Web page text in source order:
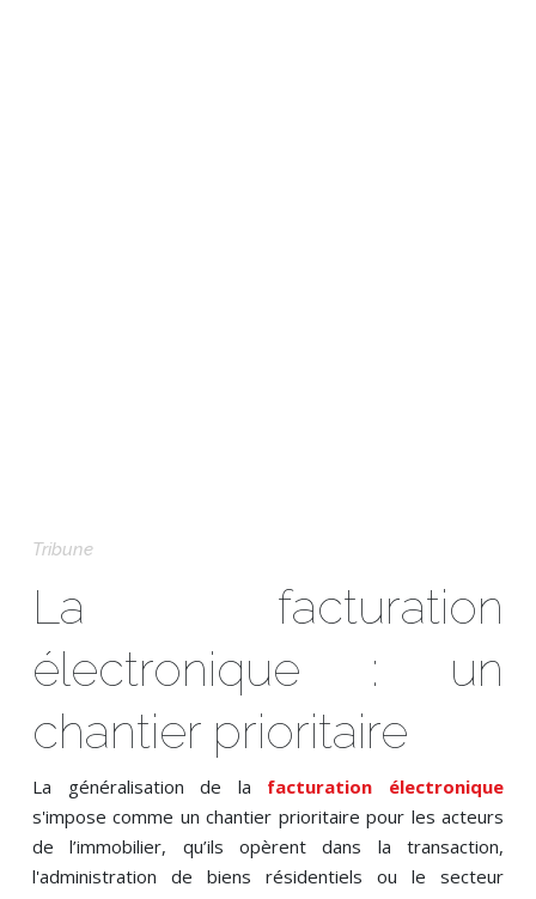
Tribune
La facturation
électronique : un
chantier prioritaire
La généralisation de la facturation électronique
s'impose comme un chantier prioritaire pour les acteurs
de l’immobilier, qu’ils opèrent dans la transaction,
l'administration de biens résidentiels ou le secteur